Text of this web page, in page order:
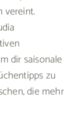
vereint.
dir saisonale
zu
die mehr